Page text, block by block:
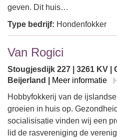
geven. Dit huis…
Type bedrijf: Hondenfokker
Van Rogici
Stougjesdijk 227 | 3261 KV |
Beijerland |
Meer informatie
Hobbyfokkerij van de
groeien in huis op. Gezondheid
socialisisatie vinden wij een
lid de rasvereniging de